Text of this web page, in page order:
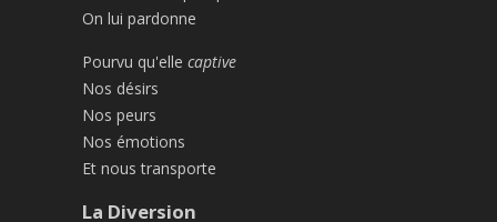
On lui pardonne
Pourvu qu'elle captive
Nos désirs
Nos peurs
Nos émotions
Et nous transporte
La Diversion